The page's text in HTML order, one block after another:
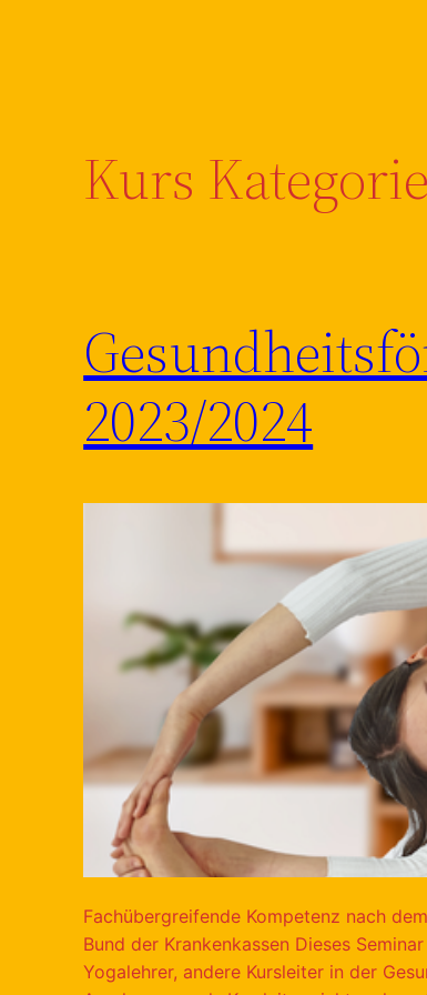
Kurs
2023/2024
Fachübergreifende Kompetenz nach
Bund der Krankenkassen Dieses
Yogalehrer, andere Kursleiter in der